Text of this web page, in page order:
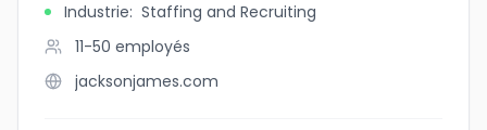
Industrie: Staffing and Recruiting
11-50 employés
jacksonjames.com